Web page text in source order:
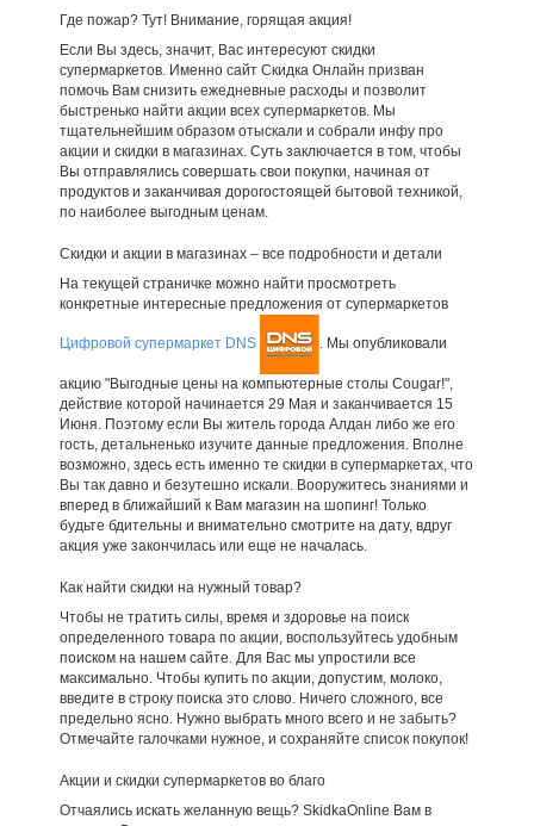
Где пожар? Тут! Внимание, горящая акция!
Если Вы здесь, значит, Вас интересуют скидки
супермаркетов. Именно сайт Скидка Онлайн призван
помочь Вам снизить ежедневные расходы и позволит
быстренько найти акции всех супермаркетов. Мы
тщательнейшим образом отыскали и собрали инфу про
акции и скидки в магазинах. Суть заключается в том, чтобы
Вы отправлялись совершать свои покупки, начиная от
продуктов и заканчивая дорогостоящей бытовой техникой,
по наиболее выгодным ценам.
Скидки и акции в магазинах – все подробности и детали
На текущей страничке можно найти просмотреть
конкретные интересные предложения от супермаркетов
Цифровой супермаркет DNS . Мы опубликовали
акцию "Выгодные цены на компьютерные столы Cougar!",
действие которой начинается 29 Мая и заканчивается 15
Июня. Поэтому если Вы житель города Алдан либо же его
гость, детальненько изучите данные предложения. Вполне
возможно, здесь есть именно те скидки в супермаркетах, что
Вы так давно и безутешно искали. Вооружитесь знаниями и
вперед в ближайший к Вам магазин на шопинг! Только
будьте бдительны и внимательно смотрите на дату, вдруг
акция уже закончилась или еще не началась.
Как найти скидки на нужный товар?
Чтобы не тратить силы, время и здоровье на поиск
определенного товара по акции, воспользуйтесь удобным
поиском на нашем сайте. Для Вас мы упростили все
максимально. Чтобы купить по акции, допустим, молоко,
введите в строку поиска это слово. Ничего сложного, все
предельно ясно. Нужно выбрать много всего и не забыть?
Отмечайте галочками нужное, и сохраняйте список покупок!
Акции и скидки супермаркетов во благо
Отчаялись искать желанную вещь? SkidkaOnline Вам в